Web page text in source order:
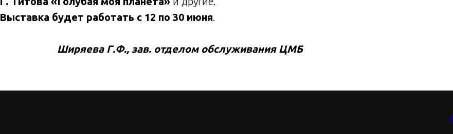
Выставка будет работать с 12 по 30 июня.
Ширяева Г.Ф., зав. отделом обслуживания ЦМБ